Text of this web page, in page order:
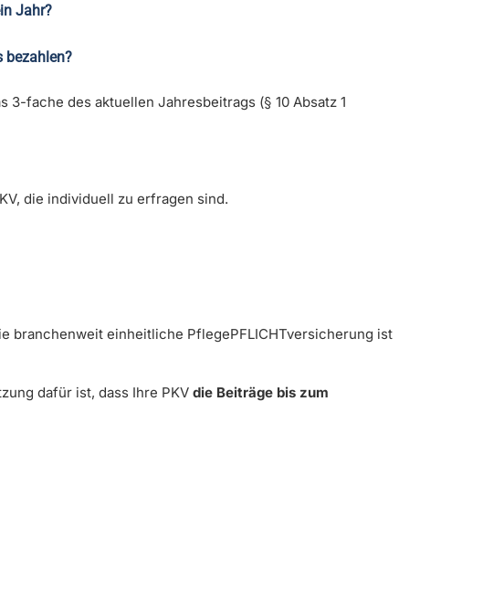
Jahr?
bezahlen?
fache des aktuellen Jahresbeitrags (§ 10 Absatz 1
die individuell zu erfragen sind.
branchenweit einheitliche PflegePFLICHTversicherung ist
dafür ist, dass Ihre PKV die Beiträge bis zum